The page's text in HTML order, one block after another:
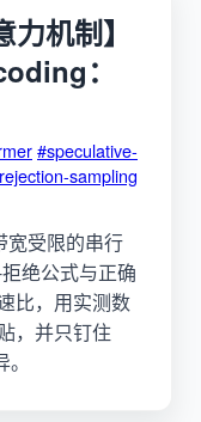
机制】
：
#speculative-
sampling
宽受限的串行
绝公式与正确
比，用实测数
，并只钉住